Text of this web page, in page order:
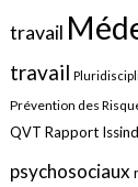
travail
travail
Prévention des
QVT Rapport
psychosociaux